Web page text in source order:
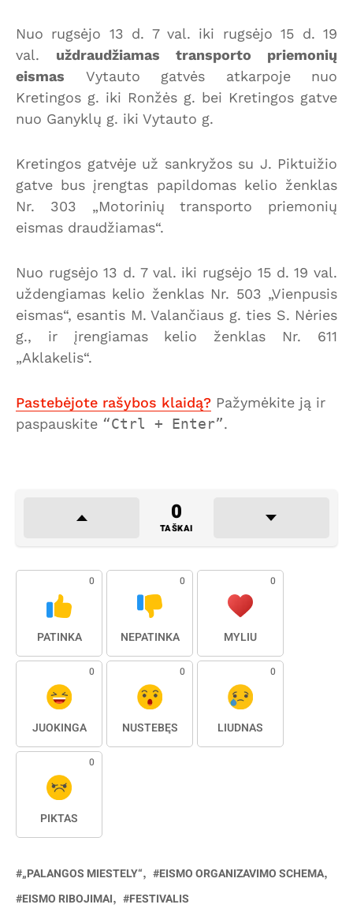
Nuo rugsėjo 13 d. 7 val. iki rugsėjo 15 d. 19
val. uždraudžiamas transporto priemonių
eismas Vytauto gatvės atkarpoje nuo
Kretingos g. iki Ronžės g. bei Kretingos gatve
nuo Ganyklų g. iki Vytauto g.
Kretingos gatvėje už sankryžos su J. Piktuižio
gatve bus įrengtas papildomas kelio ženklas
Nr. 303 „Motorinių transporto priemonių
eismas draudžiamas“.
Nuo rugsėjo 13 d. 7 val. iki rugsėjo 15 d. 19 val.
uždengiamas kelio ženklas Nr. 503 „Vienpusis
eismas“, esantis M. Valančiaus g. ties S. Nėries
g., ir įrengiamas kelio ženklas Nr. 611
„Aklakelis“.
Pastebėjote rašybos klaidą? Pažymėkite ją ir
paspauskite
Ctrl + Enter .
0
TAŠKAI
0
PATINKA
0
NEPATINKA
0
MYLIU
0
JUOKINGA
0
NUSTEBĘS
0
LIŪDNAS
0
PIKTAS
„PALANGOS MIESTELY“
EISMO ORGANIZAVIMO SCHEMA
EISMO RIBOJIMAI
FESTIVALIS